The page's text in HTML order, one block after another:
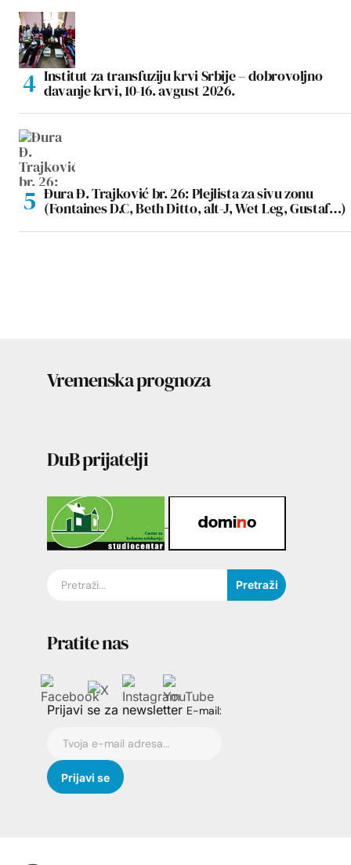
Institut za transfuziju krvi Srbije – dobrovoljno
davanje krvi, 10-16. avgust 2026.
Đura Đ. Trajković br. 26: Plejlista za sivu zonu
(Fontaines D.C, Beth Ditto, alt-J, Wet Leg, Gustaf…)
Vremenska prognoza
DuB prijatelji
Pretraži
Pratite nas
Prijavi se za newsletter E-mail: